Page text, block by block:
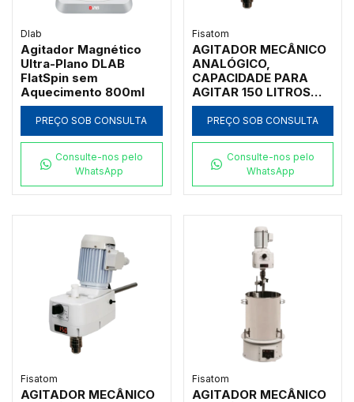
Dlab
Agitador Magnético
Ultra-Plano DLAB
FlatSpin sem
Aquecimento 800ml
PREÇO SOB CONSULTA
Consulte-nos pelo
WhatsApp
Fisatom
AGITADOR MECÂNICO
ANALÓGICO,
CAPACIDADE PARA
AGITAR 150 LITROS
ÁGUA OU 6 KG DE
CREME, ALTA
VISCOSIDADE,
RPM COM SUPORTE
PARA FIXAÇÃO EM
CIMA DE BANCADA,
NAVAL, 110V - MODELO
PREÇO SOB CONSULTA
Consulte-nos pelo
WhatsApp
Fisatom
AGITADOR MECÂNICO
Fisatom
AGITADOR MECÂNICO